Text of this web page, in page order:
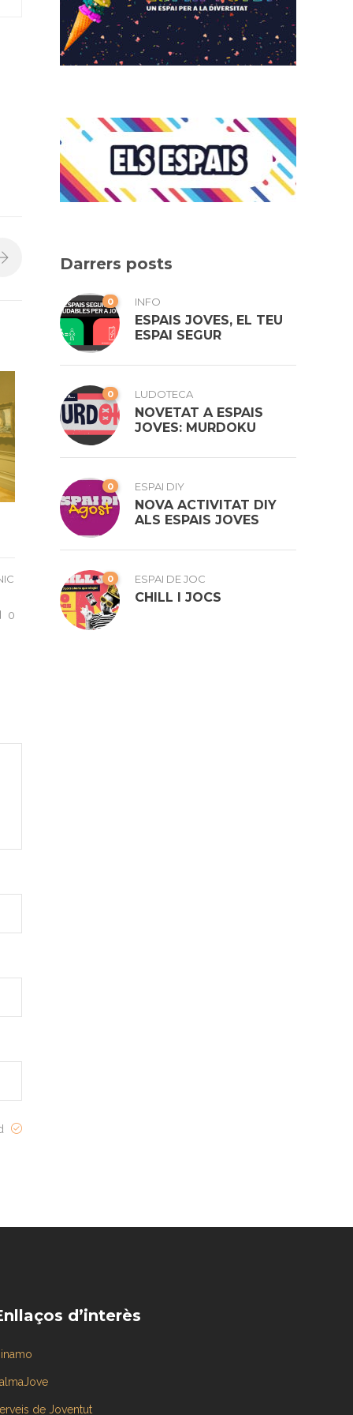
0
Darrers posts
0 INFO
ESPAIS JOVES, EL TEU
ESPAI SEGUR
0 LUDOTECA
NOVETAT A ESPAIS
JOVES: MURDOKU
0 ESPAI DIY
NOVA ACTIVITAT DIY
ALS ESPAIS JOVES
0 ESPAI DE JOC
CHILL I JOCS
d’interès
de Joventut